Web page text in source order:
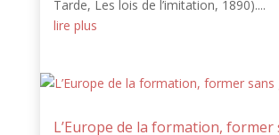
Tarde, Les lois de l’imitation, 1890)....
lire plus
L’Europe de la formation, former